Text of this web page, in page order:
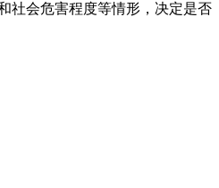
社会危害程度等情形，决定是否